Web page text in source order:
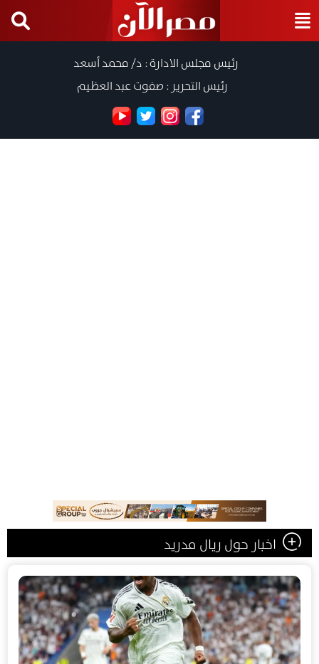
رئيس مجلس الادارة : د/ محمد أسعد
رئيس التحرير : صفوت عبد العظيم
اخبار حول ريال مدريد